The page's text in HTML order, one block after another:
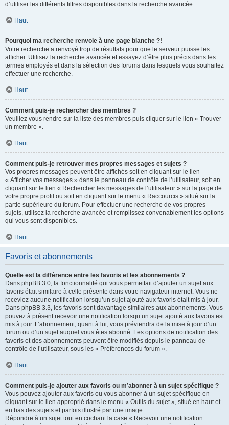
d’utiliser les différents filtres disponibles dans la recherche avancée.
Haut
Pourquoi ma recherche renvoie à une page blanche ?!
Votre recherche a renvoyé trop de résultats pour que le serveur puisse les
afficher. Utilisez la recherche avancée et essayez d’être plus précis dans les
termes employés et dans la sélection des forums dans lesquels vous souhaitez
effectuer une recherche.
Haut
Comment puis-je rechercher des membres ?
Veuillez vous rendre sur la liste des membres puis cliquer sur le lien « Trouver
un membre ».
Haut
Comment puis-je retrouver mes propres messages et sujets ?
Vos propres messages peuvent être affichés soit en cliquant sur le lien
« Afficher vos messages » dans le panneau de contrôle de l’utilisateur, soit en
cliquant sur le lien « Rechercher les messages de l’utilisateur » sur la page de
votre propre profil ou soit en cliquant sur le menu « Raccourcis » situé sur la
partie supérieure du forum. Pour effectuer une recherche de vos propres
sujets, utilisez la recherche avancée et remplissez convenablement les options
qui vous sont disponibles.
Haut
Favoris et abonnements
Quelle est la différence entre les favoris et les abonnements ?
Dans phpBB 3.0, la fonctionnalité qui vous permettait d’ajouter un sujet aux
favoris était similaire à celle présente dans votre navigateur internet. Vous ne
receviez aucune notification lorsqu’un sujet ajouté aux favoris était mis à jour.
Dans phpBB 3.3, les favoris sont davantage similaires aux abonnements. Vous
pouvez à présent recevoir une notification lorsqu’un sujet ajouté aux favoris est
mis à jour. L’abonnement, quant à lui, vous préviendra de la mise à jour d’un
forum ou d’un sujet auquel vous êtes abonné. Les options de notification des
favoris et des abonnements peuvent être modifiés depuis le panneau de
contrôle de l’utilisateur, sous les « Préférences du forum ».
Haut
Comment puis-je ajouter aux favoris ou m’abonner à un sujet spécifique ?
Vous pouvez ajouter aux favoris ou vous abonner à un sujet spécifique en
cliquant sur le lien approprié dans le menu « Outils du sujet », situé en haut et
en bas des sujets et parfois illustré par une image.
Répondre à un sujet tout en cochant la case « Recevoir une notification